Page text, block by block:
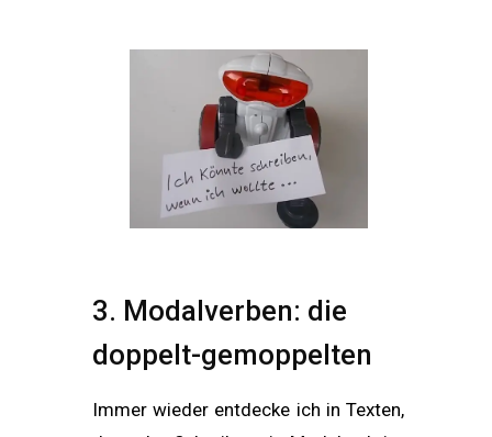
3. Modalverben: die
doppelt-gemoppelten
Immer wieder entdecke ich in Texten,